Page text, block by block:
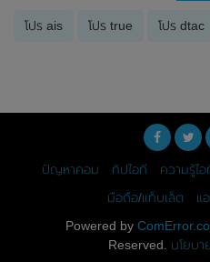
โปร ais โปร true โปร dtac
ปัญหาคอม ทิปไอที ความรู้ไอ
มือถือ/แท็บเล็ต
แ
Powered by
Reserved. นโยบ